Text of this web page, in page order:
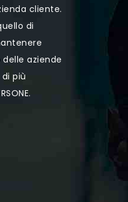
cliente.
di
delle aziende
più